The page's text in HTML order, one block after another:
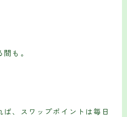
も。
、スワップポイントは毎日